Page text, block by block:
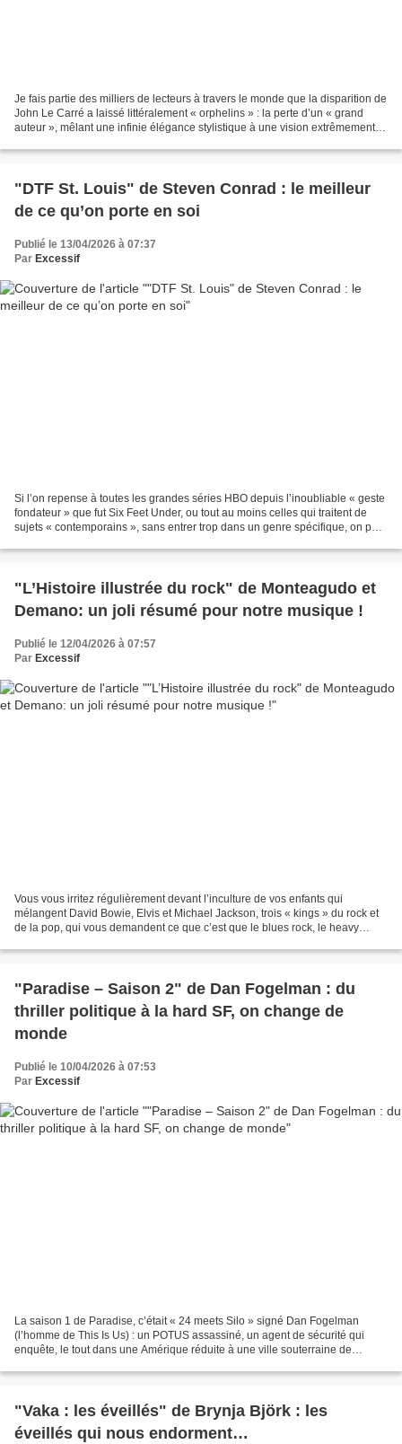
Je fais partie des milliers de lecteurs à travers le monde que la disparition de
John Le Carré a laissé littéralement « orphelins » : la perte d’un « grand
auteur », mêlant une infinie élégance stylistique à une vision extrêmement
"DTF St. Louis" de Steven Conrad : le meilleur
de ce qu’on porte en soi
Publié le 13/04/2026 à 07:37
Par Excessif
Si l’on repense à toutes les grandes séries HBO depuis l’inoubliable « geste
fondateur » que fut Six Feet Under, ou tout au moins celles qui traitent de
sujets « contemporains », sans entrer trop dans un genre spécifique, on peut
"L’Histoire illustrée du rock" de Monteagudo et
Demano: un joli résumé pour notre musique !
Publié le 12/04/2026 à 07:57
Par Excessif
Vous vous irritez régulièrement devant l’inculture de vos enfants qui
mélangent David Bowie, Elvis et Michael Jackson, trois « kings » du rock et
de la pop, qui vous demandent ce que c’est que le blues rock, le heavy
"Paradise – Saison 2" de Dan Fogelman : du
thriller politique à la hard SF, on change de
monde
Publié le 10/04/2026 à 07:53
Par Excessif
La saison 1 de Paradise, c’était « 24 meets Silo » signé Dan Fogelman
(l’homme de This Is Us) : un POTUS assassiné, un agent de sécurité qui
enquête, le tout dans une Amérique réduite à une ville souterraine de
"Vaka : les éveillés" de Brynja Björk : les
éveillés qui nous endorment…